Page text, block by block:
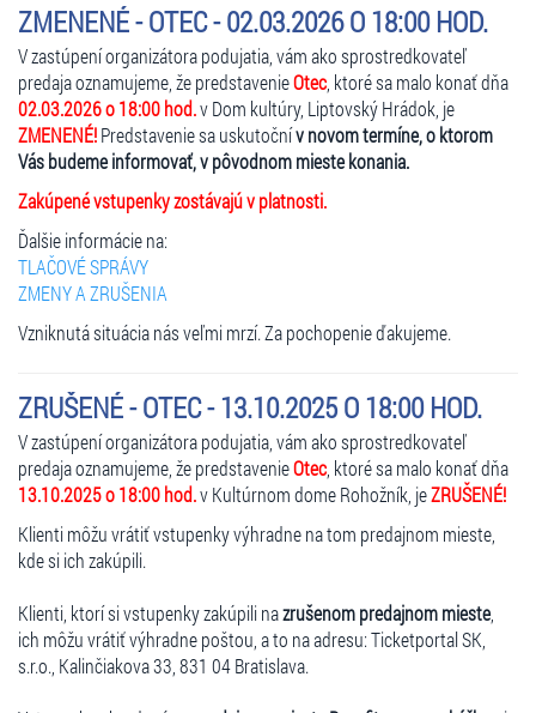
ZMENENÉ - OTEC - 02.03.2026 O 18:00 HOD.
V zastúpení organizátora podujatia, vám ako sprostredkovateľ
predaja oznamujeme, že predstavenieOtec , ktoré sa malo konať dňa
02.03.2026 o 18:00 hod.v Dom kultúry, Liptovský Hrádok, je
ZMENENÉ!Predstavenie sa uskutočnív novom termíne, o ktorom
Vás budeme informovať, v pôvodnom mieste konania.
Zakúpené vstupenky zostávajú v platnosti.
Ďalšie informácie na:
TLAČOVÉ SPRÁVY
ZMENY A ZRUŠENIA
Vzniknutá situácia nás veľmi mrzí. Za pochopenie ďakujeme.
ZRUŠENÉ - OTEC - 13.10.2025 O 18:00 HOD.
V zastúpení organizátora podujatia, vám ako sprostredkovateľ
predaja oznamujeme, že predstavenieOtec , ktoré sa malo konať dňa
13.10.2025 o 18:00 hod.v Kultúrnom dome Rohožník, jeZRUŠENÉ!
Klienti môžu vrátiť vstupenky výhradne na tom predajnom mieste,
kde si ich zakúpili.
Klienti, ktorí si vstupenky zakúpili nazrušenom predajnom mieste,
ich môžu vrátiť výhradne poštou, a to na adresu: Ticketportal SK,
s.r.o., Kalinčiakova 33, 831 04 Bratislava.